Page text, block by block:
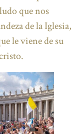
que nos
de la Iglesia,
le viene de su